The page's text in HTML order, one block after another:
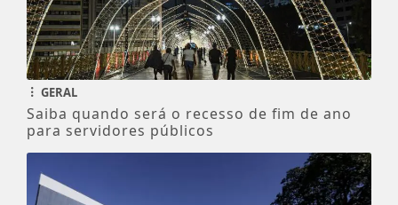
GERAL
Saiba quando será o recesso de fim de ano
para servidores públicos